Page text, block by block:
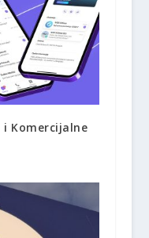
i Komercijalne